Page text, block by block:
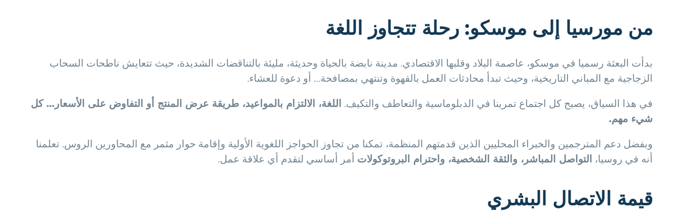
من مورسيا إلى موسكو: رحلة تتجاوز اللغة
بدأت البعثة رسميا في موسكو، عاصمة البلاد وقلبها الاقتصادي. مدينة نابضة بالحياة وحديثة، مليئة بالتناقضات الشديدة، حيث تتعايش ناطحات السحاب
الزجاجية مع المباني التاريخية، وحيث تبدأ محادثات العمل بالقهوة وتنتهي بمصافحة… أو دعوة للعشاء.
في هذا السياق، يصبح كل اجتماع تمرينا في الدبلوماسية والتعاطف والتكيف. اللغة، الالتزام بالمواعيد، طريقة عرض المنتج أو التفاوض على الأسعار… كل
شيء مهم.
وبفضل دعم المترجمين والخبراء المحليين الذين قدمتهم المنظمة، تمكنا من تجاوز الحواجز اللغوية الأولية وإقامة حوار مثمر مع المحاورين الروس. تعلمنا
أنه في روسيا، التواصل المباشر، والثقة الشخصية، واحترام البروتوكولات أمر أساسي لتقدم أي علاقة عمل.
قيمة الاتصال البشري